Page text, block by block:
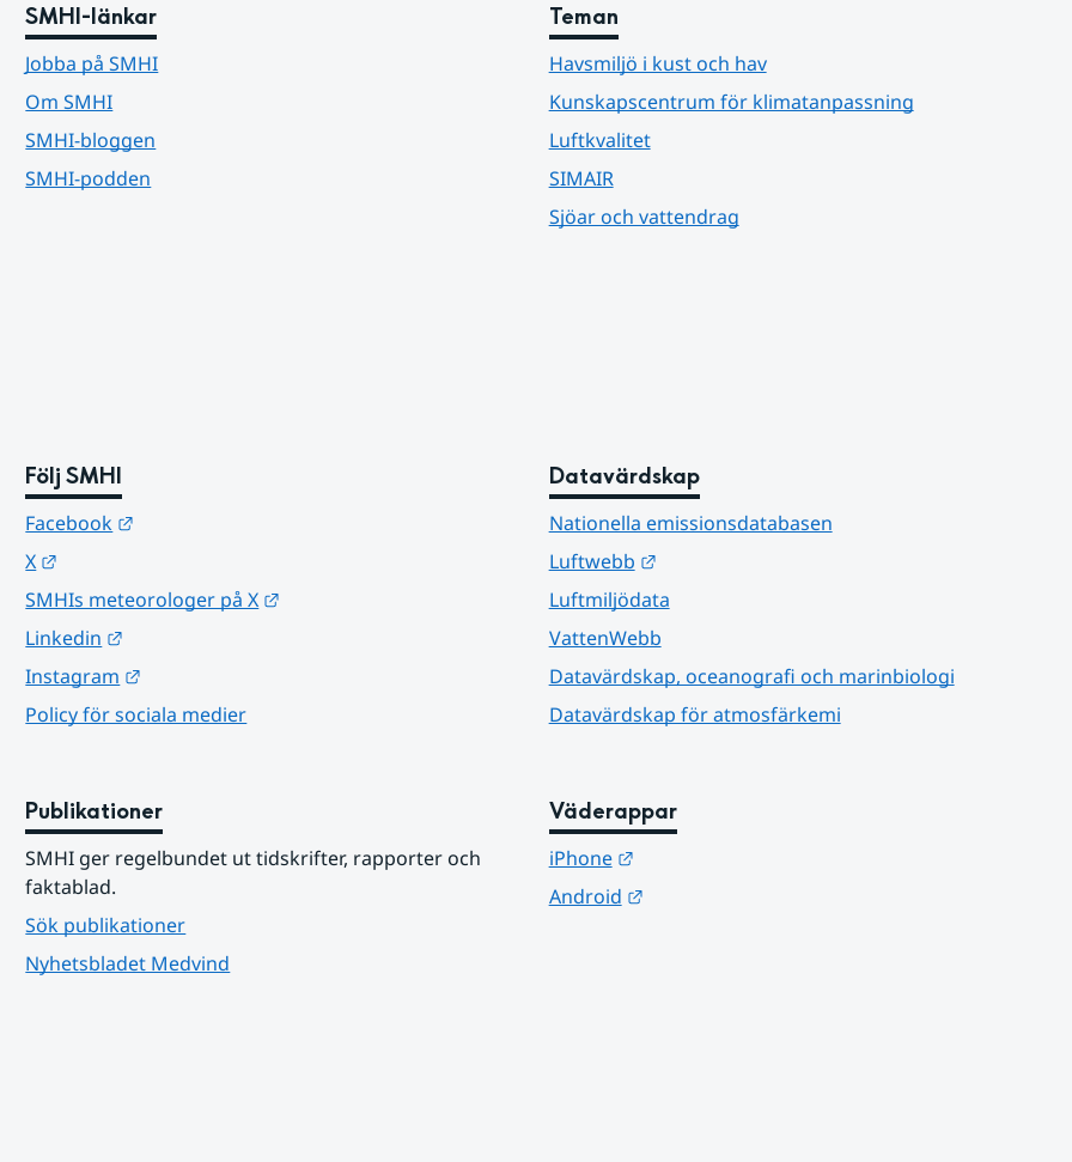
SMHI-länkar
Jobba på SMHI
Om SMHI
SMHI-bloggen
SMHI-podden
Teman
Havsmiljö i kust och hav
Kunskapscentrum för klimatanpassning
Luftkvalitet
SIMAIR
Sjöar och vattendrag
Följ SMHI
Facebook
X
SMHIs meteorologer på X
Linkedin
Instagram
Policy för sociala medier
Datavärdskap
Nationella emissionsdatabasen
Luftwebb
Länk till annan webbplats.
Luftmiljödata
VattenWebb
Datavärdskap, oceanografi och marinbiologi
Datavärdskap för atmosfärkemi
Publikationer
SMHI ger regelbundet ut tidskrifter, rapporter och
faktablad.
Sök publikationer
Nyhetsbladet Medvind
Väderappar
iPhone
Länk till annan webbplats.
Android
Länk till annan webbplats.